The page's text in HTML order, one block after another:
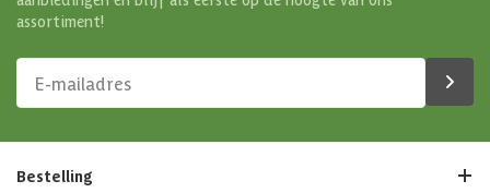
assortiment!
Bestelling